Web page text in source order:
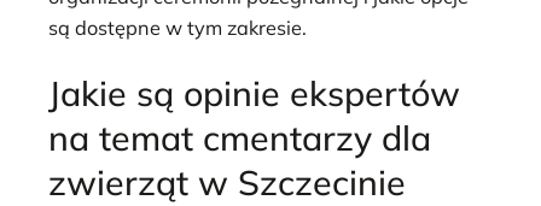
są dostępne w tym zakresie.
Jakie są opinie ekspertów
na temat cmentarzy dla
zwierząt w Szczecinie